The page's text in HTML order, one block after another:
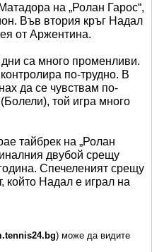
на „Ролан Гарос“,
Във втория кръг Надал
от Аржентина.
дни са много променливи.
по-трудно. В
да се чувствам по-
той игра много
тайбрек на „Ролан
двубой срещу
Спечеленият срещу
който Надал е играл на
) може да видите